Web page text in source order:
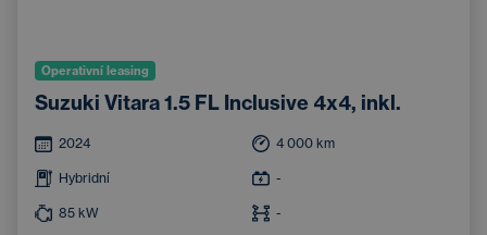
Operativní leasing
Suzuki Vitara 1.5 FL Inclusive 4x4, inkl.
2024 4 000 km
Hybridní -
85 kW -